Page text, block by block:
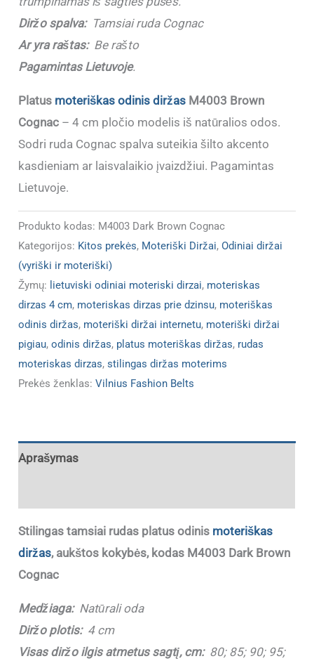
Diržo spalva:Tamsiai ruda Cognac
Ar yra raštas:Be rašto
Pagamintas Lietuvoje.
Platus moteriškas odinis diržas M4003 Brown
Cognac – 4 cm pločio modelis iš natūralios odos.
Sodri ruda Cognac spalva suteikia šilto akcento
kasdieniam ar laisvalaikio įvaizdžiui. Pagamintas
Lietuvoje.
Produkto kodas: M4003 Dark Brown Cognac
Kategorijos: Kitos prekės, Moteriški Diržai,Odiniai diržai
(vyriški ir moteriški)
Žymų: lietuviski odiniai moteriski dirzai, moteriskas
dirzas 4 cm, moteriskas dirzas prie dzinsu, moteriškas
odinis diržas, moteriški diržai internetu, moteriški diržai
pigiau,odinis diržas, platus moteriškas diržas, rudas
moteriskas dirzas,stilingas diržas moterims
Prekės ženklas:Vilnius Fashion Belts
Aprašymas
Stilingas tamsiai rudas platus odinis moteriškas
diržas, aukštos kokybės, kodas M4003 Dark Brown
Cognac
Medžiaga: Natūrali oda
Diržo plotis:4 cm
Visas diržo ilgis atmetus sagtį, cm:80; 85; 90; 95;